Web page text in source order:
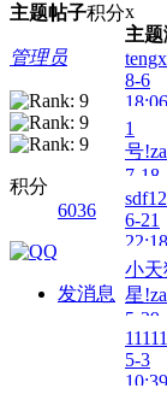
主题帖子积分
管理员
积分
6036
发消息
x
主
8-6
1
号
7-18
6-21
小天
星
5-29
5-3